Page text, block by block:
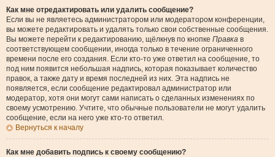
Как мне отредактировать или удалить сообщение?
Если вы не являетесь администратором или модератором конференции,
вы можете редактировать и удалять только свои собственные сообщения.
Вы можете перейти к редактированию, щёлкнув по кнопке Правка в
соответствующем сообщении, иногда только в течение ограниченного
времени после его создания. Если кто-то уже ответил на сообщение, то
под ним появится небольшая надпись, которая показывает количество
правок, а также дату и время последней из них. Эта надпись не
появляется, если сообщение редактировал администратор или
модератор, хотя они могут сами написать о сделанных изменениях по
своему усмотрению. Учтите, что обычные пользователи не могут удалить
сообщение, если на него уже кто-то ответил.
Вернуться к началу
Как мне добавить подпись к своему сообщению?